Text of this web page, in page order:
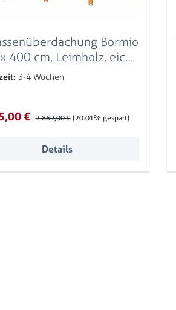
Bormio
400 cm, Leimholz, eiche
3-4 Wochen
€ Regulärer Preis:
2.869,00 € (20.01% gespart)
Details